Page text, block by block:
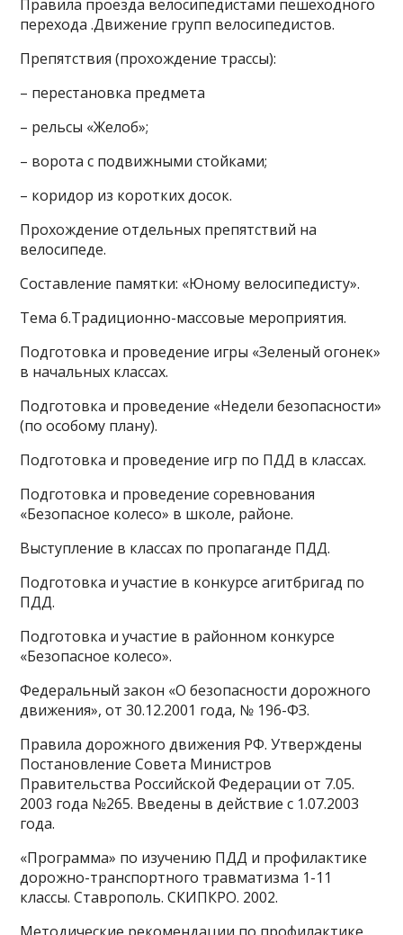
Правила проезда велосипедистами пешеходного
перехода .Движение групп велосипедистов.
Препятствия (прохождение трассы):
– перестановка предмета
– рельсы «Желоб»;
– ворота с подвижными стойками;
– коридор из коротких досок.
Прохождение отдельных препятствий на
велосипеде.
Составление памятки: «Юному велосипедисту».
Тема 6.Традиционно-массовые мероприятия.
Подготовка и проведение игры «Зеленый огонек»
в начальных классах.
Подготовка и проведение «Недели безопасности»
(по особому плану).
Подготовка и проведение игр по ПДД в классах.
Подготовка и проведение соревнования
«Безопасное колесо» в школе, районе.
Выступление в классах по пропаганде ПДД.
Подготовка и участие в конкурсе агитбригад по
ПДД.
Подготовка и участие в районном конкурсе
«Безопасное колесо».
Федеральный закон «О безопасности дорожного
движения», от 30.12.2001 года, № 196-ФЗ.
Правила дорожного движения РФ. Утверждены
Постановление Совета Министров
Правительства Российской Федерации от 7.05.
2003 года №265. Введены в действие с 1.07.2003
года.
«Программа» по изучению ПДД и профилактике
дорожно-транспортного травматизма 1-11
классы. Ставрополь. СКИПКРО. 2002.